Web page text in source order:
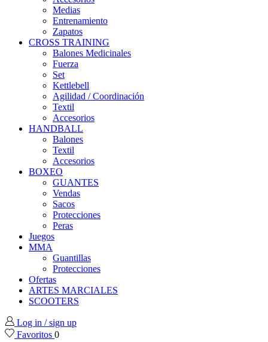
Medias
Entrenamiento
Zapatos
CROSS TRAINING
Balones Medicinales
Fuerza
Set
Kettlebell
Agilidad / Coordinación
Textil
Accesorios
HANDBALL
Balones
Textil
Accesorios
BOXEO
GUANTES
Vendas
Sacos
Protecciones
Peras
Juegos
MMA
Guantillas
Protecciones
Ofertas
ARTES MARCIALES
SCOOTERS
Log in / sign up
Favoritos 0